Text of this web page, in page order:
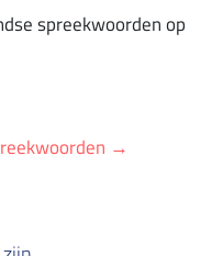
spreekwoorden op
→